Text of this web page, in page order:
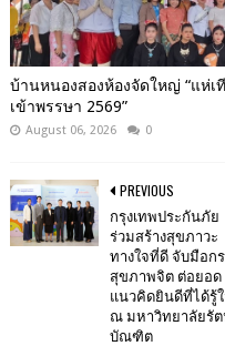
บ้านหนองสองห้องจัดใหญ่ “แห่เ
เข้าพรรษา 2569”
August 06, 2026 0
PREVIOUS
กรุงเทพประกันภัย
ร่วมสร้างสุขภาวะ
ทางใจที่ดี จับมือก
สุขภาพจิต ต่อยอด
แนวคิดยินดีที่ได้รู้
ณ มหาวิทยาลัยรั
บัณฑิต